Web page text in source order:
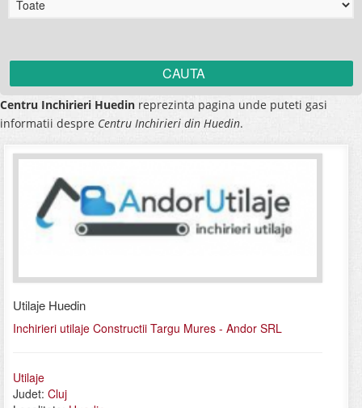
Centru Inchirieri Huedin reprezinta pagina unde puteti gasi
informatii despre Centru Inchirieri din Huedin.
Utilaje Huedin
Inchirieri utilaje Constructii Targu Mures - Andor SRL
Utilaje
Judet: Cluj